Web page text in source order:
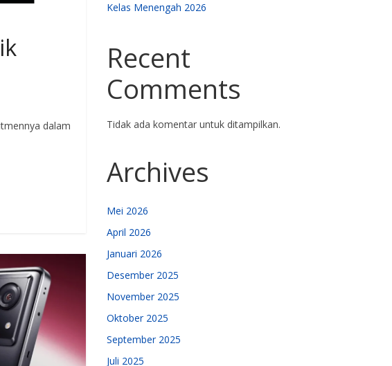
dalam
Kelas Menengah 2026
Recent
Comments
Tidak ada komentar untuk ditampilkan.
Archives
Mei 2026
April 2026
Januari 2026
Desember 2025
November 2025
Oktober 2025
September 2025
Juli 2025